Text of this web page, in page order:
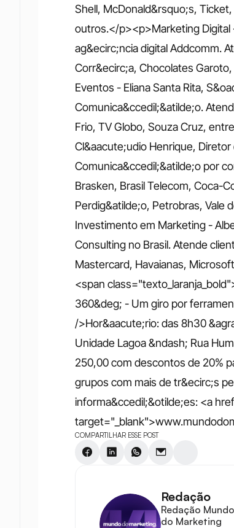
Shell, McDonald&rsquo;s,
outros.</p><p>Marketing Digital
ag&ecirc;ncia digital Addcomm.
Corr&ecirc;a, Chocolates
Eventos - Eliana Santa Rita,
Comunica&ccedil;&atilde;o.
Frio, TV Globo, Souza Cruz,
Cl&aacute;udio Henrique,
Comunica&ccedil;&atilde;o por
Brasken, Brasil Telecom, Coca-
Perdig&atilde;o, Petrobras, Vale
Investimento em Marketing -
Consulting no Brasil. Atende
Mastercard, Havaianas,
<span
360&deg; - Um giro por
/>Hor&aacute;rio: das 8h30
Unidade Lagoa &ndash; Rua
250,00 com descontos de 20%
grupos com mais de tr&ecirc;s
informa&ccedil;&otilde;es: <a
COMPARTILHAR ESSE POST
Redação
Redação Mundo
do Marketing